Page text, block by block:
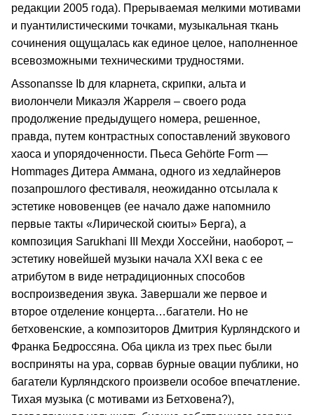
редакции 2005 года). Прерываемая мелкими мотивами
и пуантилистическими точками, музыкальная ткань
сочинения ощущалась как единое целое, наполненное
всевозможными техническими трудностями.
Assonansse Ib для кларнета, скрипки, альта и
виолончели Микаэля Жарреля – своего рода
продолжение предыдущего номера, решенное,
правда, путем контрастных сопоставлений звукового
хаоса и упорядоченности. Пьеса Gehörte Form —
Hommages Дитера Аммана, одного из хедлайнеров
позапрошлого фестиваля, неожиданно отсылала к
эстетике нововенцев (ее начало даже напомнило
первые такты «Лирической сюиты» Берга), а
композиция Sarukhani III Мехди Хоссейни, наоборот, –
эстетику новейшей музыки начала XXI века с ее
атрибутом в виде нетрадиционных способов
воспроизведения звука. Завершали же первое и
второе отделение концерта…багатели. Но не
бетховенские, а композиторов Дмитрия Курляндского и
Франка Бедроссяна. Оба цикла из трех пьес были
восприняты на ура, сорвав бурные овации публики, но
багатели Курляндского произвели особое впечатление.
Тихая музыка (с мотивами из Бетховена?),